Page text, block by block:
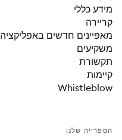
מידע כללי
קריירה
מאפיינים חדשים באפליקציה
משקיעים
תקשורת
קיימות
Whistleblow
הספרייה שלנו